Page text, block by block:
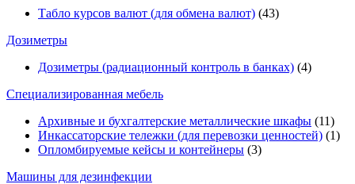
Табло курсов валют (для обмена валют) (43)
Дозиметры
Дозиметры (радиационный контроль в банках) (4)
Специализированная мебель
Архивные и бухгалтерские металлические шкафы (11)
Инкассаторские тележки (для перевозки ценностей) (1)
Опломбируемые кейсы и контейнеры (3)
Машины для дезинфекции